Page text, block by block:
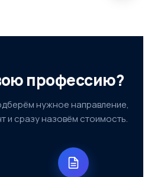
профессию?
нужное направление,
и сразу назовём стоимость.